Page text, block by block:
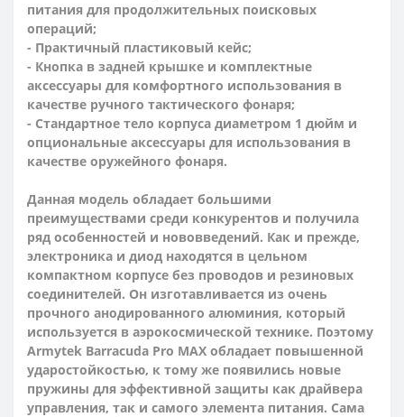
питания для продолжительных поисковых
операций;
- Практичный пластиковый кейс;
- Кнопка в задней крышке и комплектные
аксессуары для комфортного использования в
качестве ручного тактического фонаря;
- Стандартное тело корпуса диаметром 1 дюйм и
опциональные аксессуары для использования в
качестве оружейного фонаря.
Данная модель обладает большими
преимуществами среди конкурентов и получила
ряд особенностей и нововведений. Как и прежде,
электроника и диод находятся в цельном
компактном корпусе без проводов и резиновых
соединителей. Он изготавливается из очень
прочного анодированного алюминия, который
используется в аэрокосмической технике. Поэтому
Armytek Barracuda Pro MAX обладает повышенной
ударостойкостью, к тому же появились новые
пружины для эффективной защиты как драйвера
управления, так и самого элемента питания. Сама